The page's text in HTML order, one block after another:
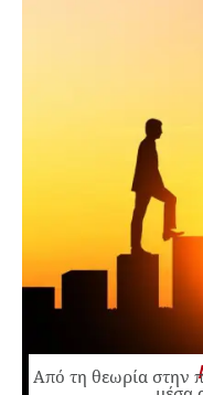
Από τη θεωρία στην